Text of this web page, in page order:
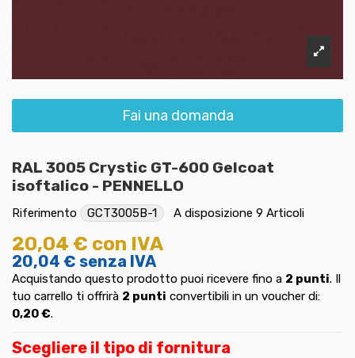
Fai una domanda
RAL 3005 Crystic GT-600 Gelcoat
isoftalico - PENNELLO
Riferimento GCT3005B-1 A disposizione 9 Articoli
20,04 € con IVA
20,04 € senza IVA
Acquistando questo prodotto puoi ricevere fino a 2 punti. Il
tuo carrello ti offrirà 2 punti convertibili in un voucher di:
0,20 €.
Scegliere il tipo di fornitura